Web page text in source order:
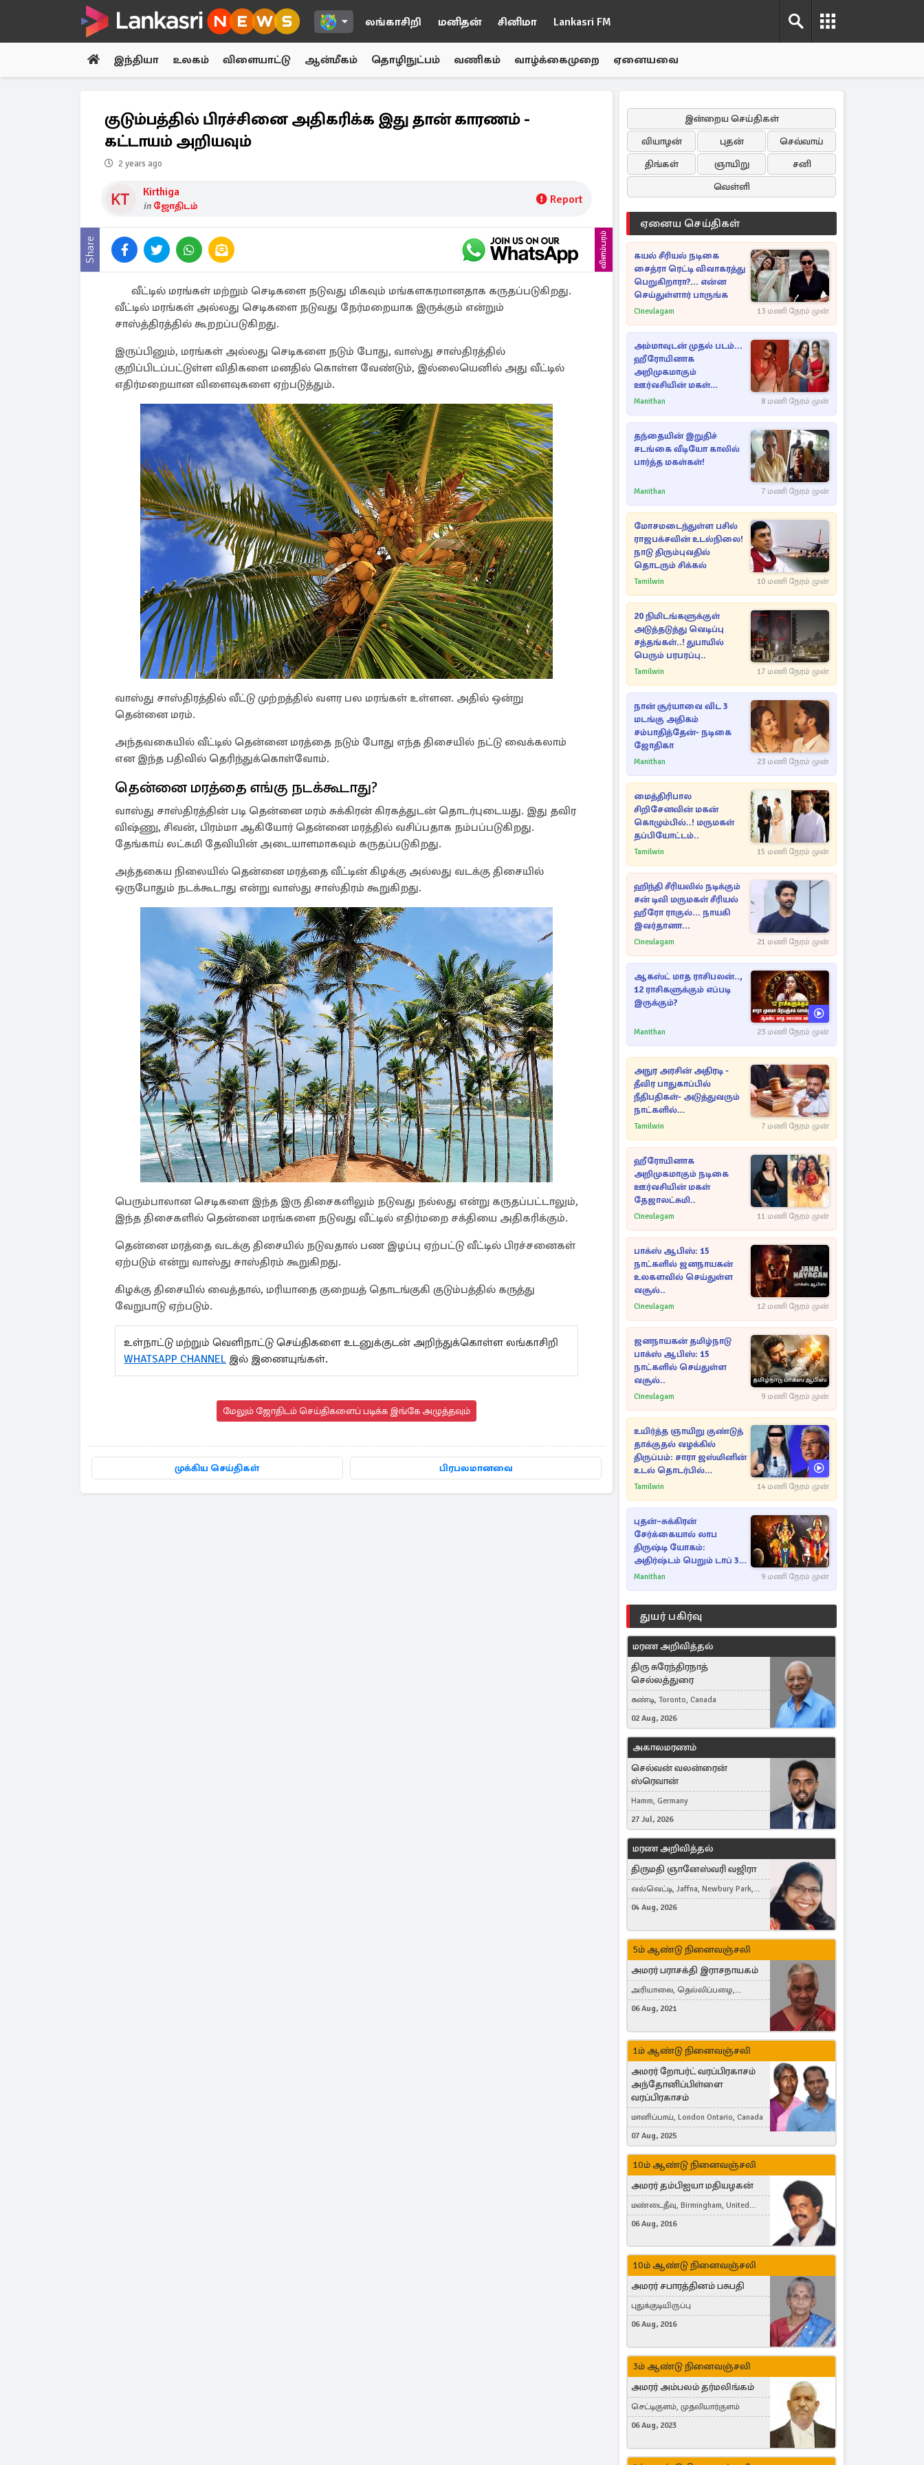
லங்காசிறி மனிதன் சினிமா Lankasri FM
இந்தியா உலகம் விளையாட்டு ஆன்மீகம் தொழிநுட்பம் வணிகம் வாழ்க்கைமுறை ஏனையவை
குடும்பத்தில் பிரச்சினை அதிகரிக்க இது தான் காரணம் -
கட்டாயம் அறியவும்
2 years ago
Kirthiga
in ஜோதிடம் Report
Share விளம்பரம்
வீட்டில் மரங்கள் மற்றும் செடிகளை நடுவது மிகவும் மங்களகரமானதாக கருதப்படுகிறது.
வீட்டில் மரங்கள் அல்லது செடிகளை நடுவது நேர்மறையாக இருக்கும் என்றும்
சாஸ்த்திரத்தில் கூறறப்படுகிறது.
இருப்பினும், மரங்கள் அல்லது செடிகளை நடும் போது, ​​வாஸ்து சாஸ்திரத்தில்
குறிப்பிடப்பட்டுள்ள விதிகளை மனதில் கொள்ள வேண்டும், இல்லையெனில் அது வீட்டில்
எதிர்மறையான விளைவுகளை ஏற்படுத்தும்.
வாஸ்து சாஸ்திரத்தில் வீட்டு முற்றத்தில் வளர பல மரங்கள் உள்ளன. அதில் ஒன்று
தென்னை மரம்.
அந்தவகையில் வீட்டில் தென்னை மரத்தை நடும் போது எந்த திசையில் நட்டு வைக்கலாம்
என இந்த பதிவில் தெரிந்துக்கொள்வோம்.
தென்னை மரத்தை எங்கு நடக்கூடாது?
வாஸ்து சாஸ்திரத்தின் படி தென்னை மரம் சுக்கிரன் கிரகத்துடன் தொடர்புடையது. இது தவிர
விஷ்ணு, சிவன், பிரம்மா ஆகியோர் தென்னை மரத்தில் வசிப்பதாக நம்பப்படுகிறது.
தேங்காய் லட்சுமி தேவியின் அடையாளமாகவும் கருதப்படுகிறது.
அத்தகைய நிலையில் தென்னை மரத்தை வீட்டின் கிழக்கு அல்லது வடக்கு திசையில்
ஒருபோதும் நடக்கூடாது என்று வாஸ்து சாஸ்திரம் கூறுகிறது.
பெரும்பாலான செடிகளை இந்த இரு திசைகளிலும் நடுவது நல்லது என்று கருதப்பட்டாலும்,
இந்த திசைகளில் தென்னை மரங்களை நடுவது வீட்டில் எதிர்மறை சக்தியை அதிகரிக்கும்.
தென்னை மரத்தை வடக்கு திசையில் நடுவதால் பண இழப்பு ஏற்பட்டு வீட்டில் பிரச்சனைகள்
ஏற்படும் என்று வாஸ்து சாஸ்திரம் கூறுகிறது.
கிழக்கு திசையில் வைத்தால், மரியாதை குறையத் தொடங்குகி குடும்பத்தில் கருத்து
வேறுபாடு ஏற்படும்.
உள்நாட்டு மற்றும் வெளிநாட்டு செய்திகளை உடனுக்குடன் அறிந்துக்கொள்ள லங்காசிறி
WHATSAPP CHANNEL இல் இணையுங்கள்.
மேலும் ஜோதிடம் செய்திகளைப் படிக்க இங்கே அழுத்தவும்
முக்கிய செய்திகள் பிரபலமானவை
இன்றைய செய்திகள்
வியாழன்
புதன்
செவ்வாய்
திங்கள்
ஞாயிறு
சனி
வெள்ளி
ஏனைய செய்திகள்
கயல் சீரியல் நடிகை
சைத்ரா ரெட்டி விவாகரத்து
பெறுகிறாரா?... என்ன
செய்துள்ளார் பாருங்க
Cineulagam 13 மணி நேரம் முன்
அம்மாவுடன் முதல் படம்...
ஹீரோயினாக
அறிமுகமாகும்
ஊர்வசியின் மகள்
தேஜலட்சுமி!
Manithan 8 மணி நேரம் முன்
தந்தையின் இறுதிச்
சடங்கை வீடியோ காலில்
பார்த்த மகள்கள்!
Manithan 7 மணி நேரம் முன்
மோசமடைந்துள்ள பசில்
ராஜபக்சவின் உடல்நிலை!
நாடு திரும்புவதில்
தொடரும் சிக்கல்
Tamilwin 10 மணி நேரம் முன்
20 நிமிடங்களுக்குள்
அடுத்தடுத்து வெடிப்பு
சத்தங்கள்..! துபாயில்
பெரும் பரபரப்பு..
Tamilwin 17 மணி நேரம் முன்
நான் சூர்யாவை விட 3
மடங்கு அதிகம்
சம்பாதித்தேன்- நடிகை
ஜோதிகா
Manithan 23 மணி நேரம் முன்
மைத்திரிபால
சிறிசேனவின் மகன்
கொழும்பில்..! மருமகள்
தப்பியோட்டம்..
Tamilwin 15 மணி நேரம் முன்
ஹிந்தி சீரியலில் நடிக்கும்
சன் டிவி மருமகள் சீரியல்
ஹீரோ ராகுல்... நாயகி
இவர்தானா...
Cineulagam 21 மணி நேரம் முன்
ஆகஸ்ட் மாத ராசிபலன்..,
12 ராசிகளுக்கும் எப்படி
இருக்கும்?
Manithan 23 மணி நேரம் முன்
அநுர அரசின் அதிரடி -
தீவிர பாதுகாப்பில்
நீதிபதிகள்- அடுத்துவரும்
நாட்களில்
அம்பலமாகவுள்ள ரகசியம்
Tamilwin 7 மணி நேரம் முன்
ஹீரோயினாக
அறிமுகமாகும் நடிகை
ஊர்வசியின் மகள்
தேஜாலட்சுமி..
Cineulagam 11 மணி நேரம் முன்
பாக்ஸ் ஆபிஸ்: 15
நாட்களில் ஜனநாயகன்
உலகளவில் செய்துள்ள
வசூல்..
Cineulagam 12 மணி நேரம் முன்
ஜனநாயகன் தமிழ்நாடு
பாக்ஸ் ஆபிஸ்: 15
நாட்களில் செய்துள்ள
வசூல்..
Cineulagam 9 மணி நேரம் முன்
உயிர்த்த ஞாயிறு குண்டுத்
தாக்குதல் வழக்கில்
திருப்பம்: சாரா ஜஸ்மினின்
உடல் தொடர்பில்
நீதிமன்றத்தில் வெளியான
Tamilwin 14 மணி நேரம் முன்
புதன்–சுக்கிரன்
சேர்க்கையால் லாப
திருஷ்டி யோகம்:
அதிர்ஷ்டம் பெறும் டாப் 3
ராசிகள்!
Manithan 9 மணி நேரம் முன்
துயர் பகிர்வு
மரண அறிவித்தல்
திரு சுரேந்திரநாத்
செல்லத்துரை
கண்டி, Toronto, Canada
02 Aug, 2026
அகாலமரணம்
செல்வன் வலன்ரைன்
ஸ்ரெவான்
Hamm, Germany
27 Jul, 2026
மரண அறிவித்தல்
திருமதி ஞானேஸ்வரி வஜிரா
வல்வெட்டி, Jaffna, Newbury Park,
United Kingdom
04 Aug, 2026
5ம் ஆண்டு நினைவஞ்சலி
அமரர் பராசக்தி இராசநாயகம்
அரியாலை, தெல்லிப்பழை,
Montreal, Canada
06 Aug, 2021
1ம் ஆண்டு நினைவஞ்சலி
அமரர் றோபர்ட் வரப்பிரகாசம்
அந்தோனிப்பிள்ளை
வரப்பிரகாசம்
மானிப்பாய், London Ontario, Canada
07 Aug, 2025
10ம் ஆண்டு நினைவஞ்சலி
அமரர் தம்பிஐயா மதியழகன்
மண்டைதீவு, Birmingham, United
Kingdom
06 Aug, 2016
10ம் ஆண்டு நினைவஞ்சலி
அமரர் சபாரத்தினம் பசுபதி
புதுக்குடியிருப்பு
06 Aug, 2016
3ம் ஆண்டு நினைவஞ்சலி
அமரர் அம்பலம் தர்மலிங்கம்
செட்டிகுளம், முதலியார்குளம்
06 Aug, 2023